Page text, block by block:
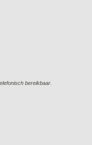
bereikbaar.